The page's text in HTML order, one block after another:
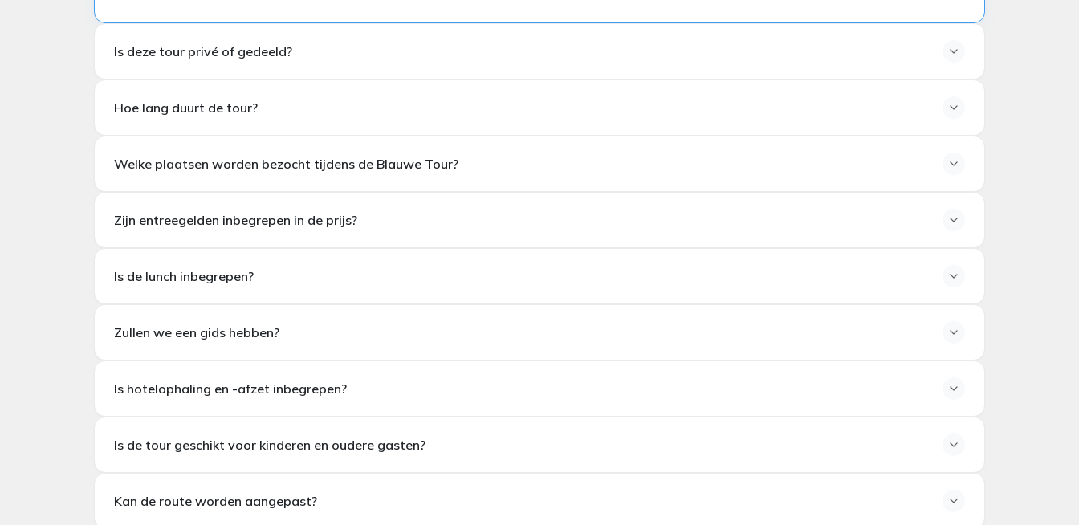
Is deze tour privé of gedeeld?
Hoe lang duurt de tour?
Welke plaatsen worden bezocht tijdens de Blauwe Tour?
Mustafapaşa (Sinasos) Dorp
Soğanlı Vallei
Zijn entreegelden inbegrepen in de prijs?
Is de lunch inbegrepen?
Zullen we een gids hebben?
Is hotelophaling en -afzet inbegrepen?
Is de tour geschikt voor kinderen en oudere gasten?
Kan de route worden aangepast?